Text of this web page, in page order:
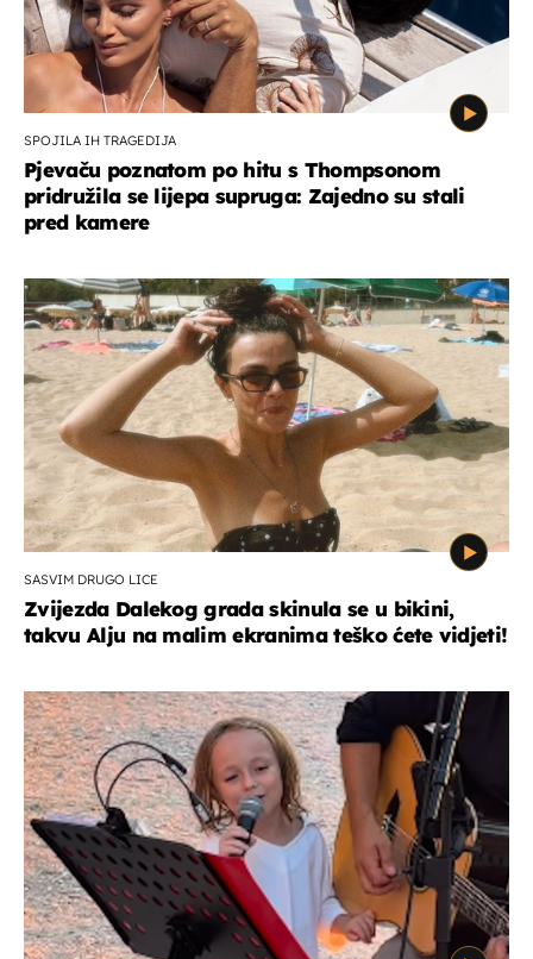
SPOJILA IH TRAGEDIJA
Pjevaču poznatom po hitu s Thompsonom
pridružila se lijepa supruga: Zajedno su stali
pred kamere
SASVIM DRUGO LICE
Zvijezda Dalekog grada skinula se u bikini,
takvu Alju na malim ekranima teško ćete vidjeti!